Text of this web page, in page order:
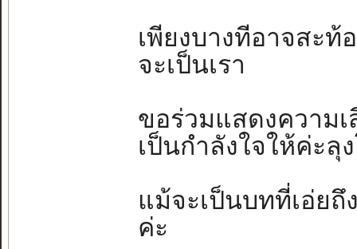
เพียงบางทีอาจสะ
จะเป็นเรา
ขอร่วมแสดงความ
เป็นกำลังใจให้ค่ะลุ
แม้จะเป็นบทที่เอ่ย
ค่ะ